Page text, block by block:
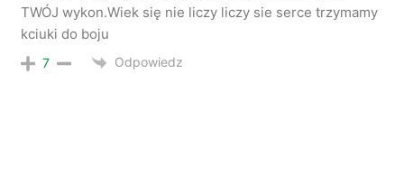
TWÓJ wykon.Wiek się nie liczy liczy sie serce trzymamy
kciuki do boju
7 Odpowiedz